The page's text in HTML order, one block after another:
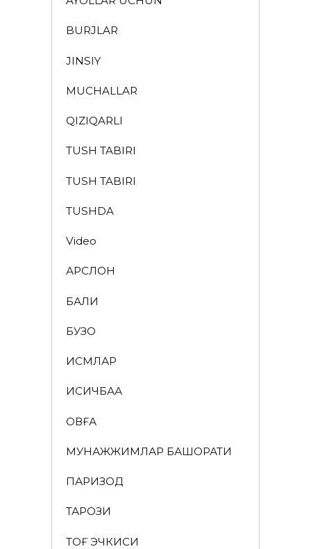
BURJLAR
JINSIY
MUCHALLAR
QIZIQARLI
TUSH TABIRI
TUSH TABIRI
TUSHDA
Video
АРСЛОН
БАЛИҚ
БУЗОҚ
ИСМЛАР
ҚИСҚИЧБАҚА
ҚОВҒА
МУНАЖЖИМЛАР БАШОРАТИ
ПАРИЗОД
ТАРОЗИ
ТОҒ ЭЧКИСИ